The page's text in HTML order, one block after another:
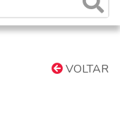
VOLTAR